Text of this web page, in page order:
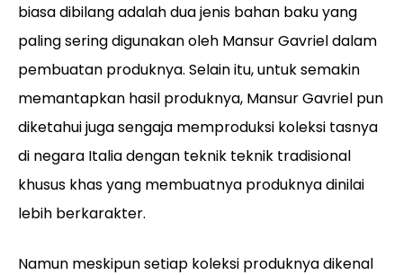
biasa dibilang adalah dua jenis bahan baku yang
paling sering digunakan oleh Mansur Gavriel dalam
pembuatan produknya. Selain itu, untuk semakin
memantapkan hasil produknya, Mansur Gavriel pun
diketahui juga sengaja memproduksi koleksi tasnya
di negara Italia dengan teknik teknik tradisional
khusus khas yang membuatnya produknya dinilai
lebih berkarakter.
Namun meskipun setiap koleksi produknya dikenal